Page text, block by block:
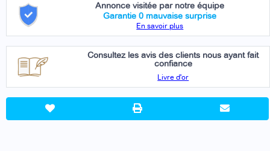
Annonce visitée par notre équipe
Garantie 0 mauvaise surprise
En savoir plus
Consultez les avis des clients nous ayant fait
confiance
Livre d'or